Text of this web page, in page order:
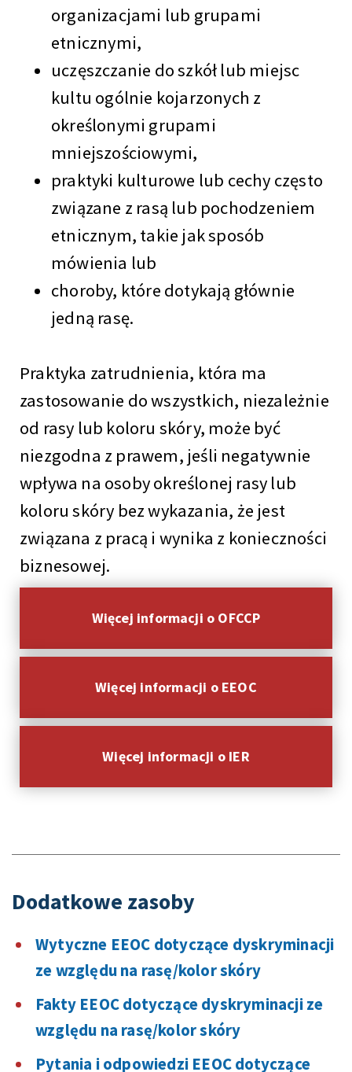
organizacjami lub grupami
etnicznymi,
uczęszczanie do szkół lub miejsc
kultu ogólnie kojarzonych z
określonymi grupami
mniejszościowymi,
praktyki kulturowe lub cechy często
związane z rasą lub pochodzeniem
etnicznym, takie jak sposób
mówienia lub
choroby, które dotykają głównie
jedną rasę.
Praktyka zatrudnienia, która ma
zastosowanie do wszystkich, niezależnie
od rasy lub koloru skóry, może być
niezgodna z prawem, jeśli negatywnie
wpływa na osoby określonej rasy lub
koloru skóry bez wykazania, że jest
związana z pracą i wynika z konieczności
biznesowej.
Więcej informacji o OFCCP
Więcej informacji o EEOC
Więcej informacji o IER
Dodatkowe zasoby
Wytyczne EEOC dotyczące dyskryminacji
ze względu na rasę/kolor skóry
Fakty EEOC dotyczące dyskryminacji ze
względu na rasę/kolor skóry
Pytania i odpowiedzi EEOC dotyczące